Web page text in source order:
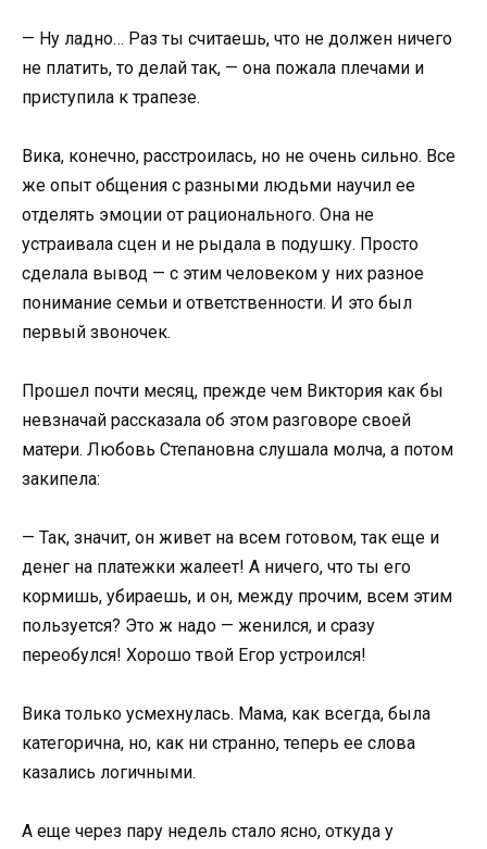
— Ну ладно… Раз ты считаешь, что не должен ничего
не платить, то делай так, — она пожала плечами и
приступила к трапезе.
Вика, конечно, расстроилась, но не очень сильно. Все
же опыт общения с разными людьми научил ее
отделять эмоции от рационального. Она не
устраивала сцен и не рыдала в подушку. Просто
сделала вывод — с этим человеком у них разное
понимание семьи и ответственности. И это был
первый звоночек.
Прошел почти месяц, прежде чем Виктория как бы
невзначай рассказала об этом разговоре своей
матери. Любовь Степановна слушала молча, а потом
закипела:
— Так, значит, он живет на всем готовом, так еще и
денег на платежки жалеет! А ничего, что ты его
кормишь, убираешь, и он, между прочим, всем этим
пользуется? Это ж надо — женился, и сразу
переобулся! Хорошо твой Егор устроился!
Вика только усмехнулась. Мама, как всегда, была
категорична, но, как ни странно, теперь ее слова
казались логичными.
А еще через пару недель стало ясно, откуда у